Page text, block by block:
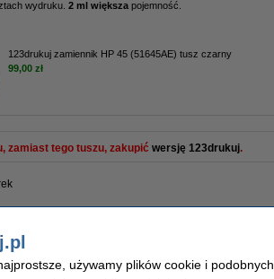
wydruku. 2 ml większa pojemność.
123drukuj zamiennik HP 45 (51645AE) tusz czarny
99,00 zł
zamiast tego tuszu, zakupić wersję 123drukuj.
używamy plików cookie i podobnych